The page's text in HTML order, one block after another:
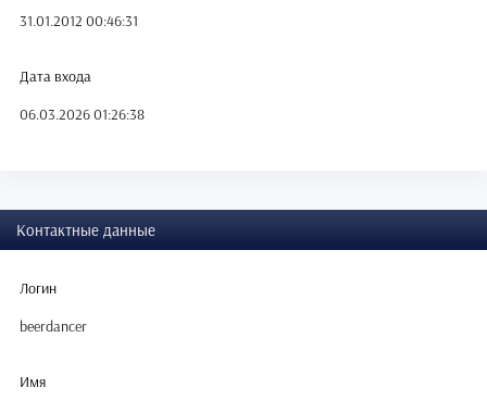
31.01.2012 00:46:31
Дата входа
06.03.2026 01:26:38
Контактные данные
Логин
beerdancer
Имя